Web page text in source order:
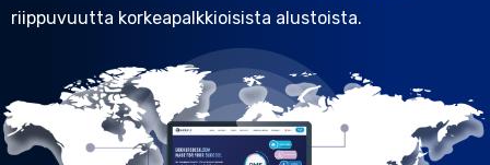
Varausten hallinta
PMS - Hotelliohjelma
Varausmoottori
Hostellit
Hotelliala
Aamiaismajoitukset ja majatalot
Resurssit & Työkalut
Kaikki resurssit
Työkalut & Oppaat
Asiakastuki
Yritys
Tietoa meistä
Tietoa meistä
Kirjaudu sisään | Pyydä esittely
riippuvuutta korkeapalkkioisista alustoista.